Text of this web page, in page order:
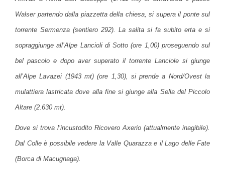
Walser partendo dalla piazzetta della chiesa, si supera il ponte sul
torrente Sermenza (sentiero 292). La salita si fa subito erta e si
sopraggiunge all’Alpe Lancioli di Sotto (ore 1,00) proseguendo sul
bel pascolo e dopo aver superato il torrente Lanciole si giunge
all’Alpe Lavazei (1943 mt) (ore 1,30), si prende a Nord/Ovest la
mulattiera lastricata dove alla fine si giunge alla Sella del Piccolo
Altare (2.630 mt).
Dove si trova l’incustodito Ricovero Axerio (attualmente inagibile).
Dal Colle è possibile vedere la Valle Quarazza e il Lago delle Fate
(Borca di Macugnaga).